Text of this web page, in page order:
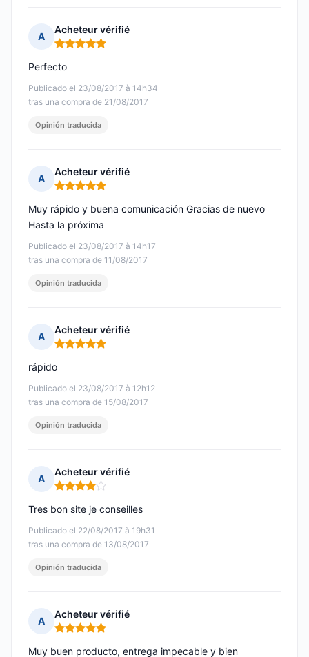
A
Acheteur vérifié
Nota: 5 de 5
Publicado el 23/08/2017 à 14h34
tras una compra de 21/08/2017
Perfecto
Opinión traducida
A
Acheteur vérifié
Nota: 5 de 5
Publicado el 23/08/2017 à 14h17
tras una compra de 11/08/2017
Muy rápido y buena comunicación Gracias de nuevo
Hasta la próxima
Opinión traducida
A
Acheteur vérifié
Nota: 5 de 5
Publicado el 23/08/2017 à 12h12
tras una compra de 15/08/2017
rápido
Opinión traducida
A
Acheteur vérifié
Nota: 4 de 5
Publicado el 22/08/2017 à 19h31
tras una compra de 13/08/2017
Tres bon site je conseilles
Opinión traducida
A
Acheteur vérifié
Nota: 5 de 5
Muy buen producto, entrega impecable y bien